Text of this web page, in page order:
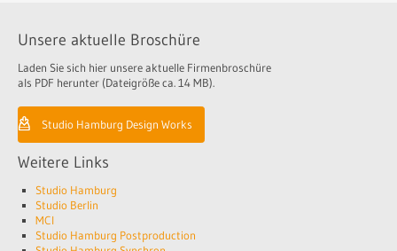
Unsere aktuelle Broschüre
Laden Sie sich hier unsere aktuelle Firmenbroschüre
als PDF herunter (Dateigröße ca. 14 MB).
Studio Hamburg Design Works
Weitere Links
Studio Hamburg
Studio Berlin
MCI
Studio Hamburg Postproduction